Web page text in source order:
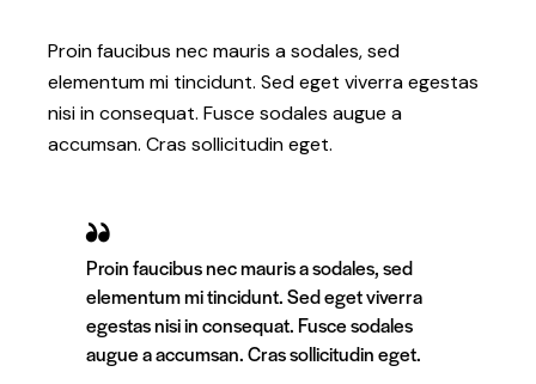
Proin faucibus nec mauris a sodales, sed
elementum mi tincidunt. Sed eget viverra egestas
nisi in consequat. Fusce sodales augue a
accumsan. Cras sollicitudin eget.
Proin faucibus nec mauris a sodales, sed
elementum mi tincidunt. Sed eget viverra
egestas nisi in consequat. Fusce sodales
augue a accumsan. Cras sollicitudin eget.